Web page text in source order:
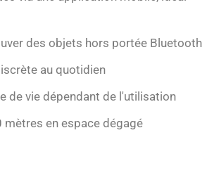
des objets hors portée Bluetooth
au quotidien
de vie dépendant de l'utilisation
en espace dégagé